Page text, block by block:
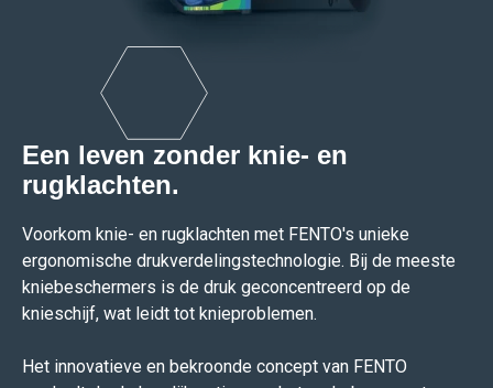
Een leven zonder knie- en
rugklachten.
Voorkom knie- en rugklachten met FENTO's unieke
ergonomische drukverdelingstechnologie. Bij de meeste
kniebeschermers is de druk geconcentreerd op de
knieschijf, wat leidt tot knieproblemen.
Het innovatieve en bekroonde concept van FENTO